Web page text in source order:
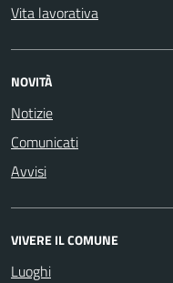
Vita lavorativa
NOVITÀ
Notizie
Comunicati
Avvisi
VIVERE IL COMUNE
Luoghi